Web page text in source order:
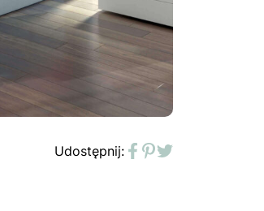
Udostępnij:
Facebook
Pinterest
Twitter